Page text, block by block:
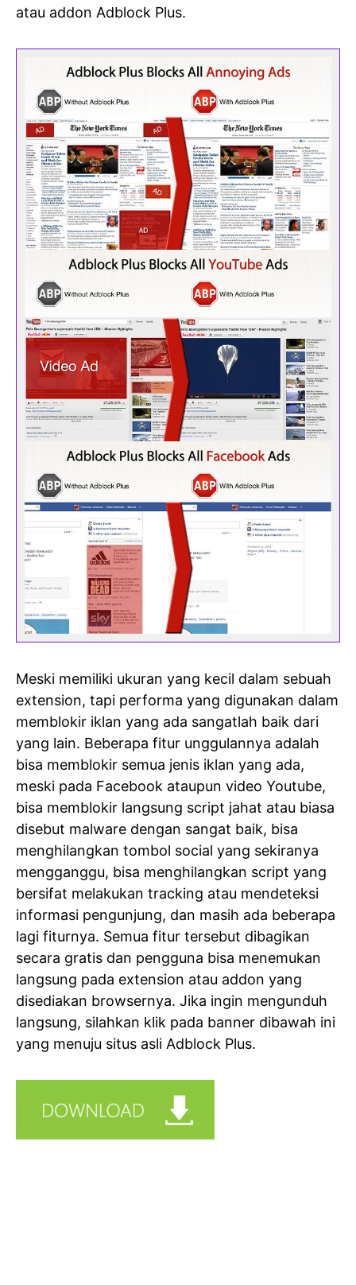
atau addon Adblock Plus.
Meski memiliki ukuran yang kecil dalam sebuah
extension, tapi performa yang digunakan dalam
memblokir iklan yang ada sangatlah baik dari
yang lain. Beberapa fitur unggulannya adalah
bisa memblokir semua jenis iklan yang ada,
meski pada Facebook ataupun video Youtube,
bisa memblokir langsung script jahat atau biasa
disebut malware dengan sangat baik, bisa
menghilangkan tombol social yang sekiranya
mengganggu, bisa menghilangkan script yang
bersifat melakukan tracking atau mendeteksi
informasi pengunjung, dan masih ada beberapa
lagi fiturnya. Semua fitur tersebut dibagikan
secara gratis dan pengguna bisa menemukan
langsung pada extension atau addon yang
disediakan browsernya. Jika ingin mengunduh
langsung, silahkan klik pada banner dibawah ini
yang menuju situs asli Adblock Plus.